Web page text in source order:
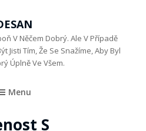
V Něčem Dobrý. Ale V Případě
Jisti Tím, Že Se Snažíme, Aby Byl
Úplně Ve Všem.
Menu
S